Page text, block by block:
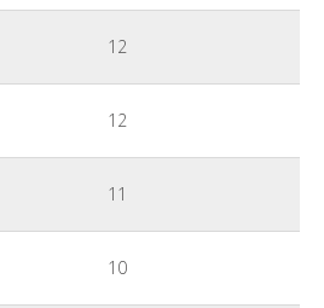
12
12
11
10